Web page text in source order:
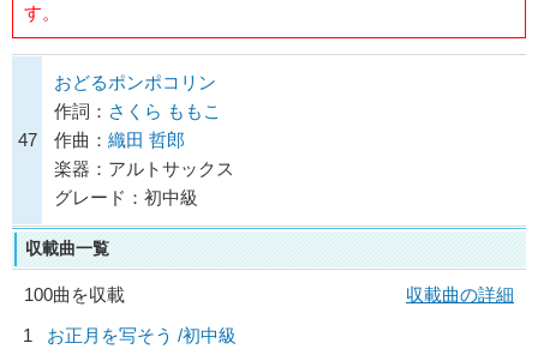
す。
47
おどるポンポコリン
作詞： さくら ももこ
作曲： 織田 哲郎
楽器：アルトサックス
グレード：初中級
収載曲一覧
100曲を収載
収載曲の詳細
1
お正月を写そう /初中級